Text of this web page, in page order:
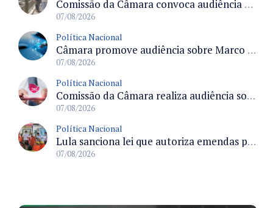
Comissão da Câmara convoca audiência para discutir misoginia nas escolas e universidades após divulgação de listas misóginas
07/08/2026
Política Nacional
Câmara promove audiência sobre Marco de Fomento à Economia Digital e impactos da inteligência artificial
07/08/2026
Política Nacional
Comissão da Câmara realiza audiência sobre apostas online para medir o tamanho do mercado ilegal
07/08/2026
Política Nacional
Lula sanciona lei que autoriza emendas parlamentares para atendimento pré-hospitalar pelos bombeiros
07/08/2026